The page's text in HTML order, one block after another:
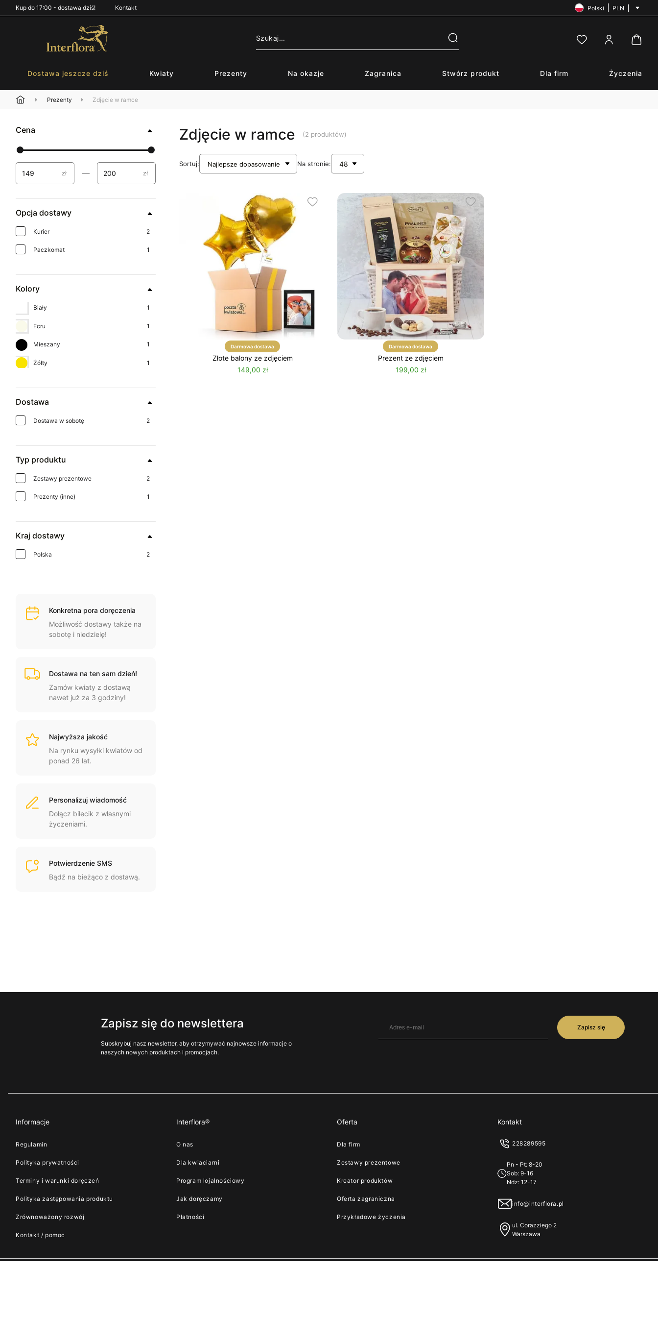
Kup do 17:00 - dostawa dziś! Kontakt Polski PLN
Dostawa jeszcze dziś Kwiaty Prezenty Na okazje Zagranica Stwórz produkt Dla firm Życzenia
Prezenty Zdjęcie w ramce
Cena
zł zł
Opcja dostawy
Kurier 2
Paczkomat 1
Kolory
Biały 1
Ecru 1
Mieszany 1
Żółty 1
Dostawa
Dostawa w sobotę 2
Typ produktu
Zestawy prezentowe 2
Prezenty (inne) 1
Kraj dostawy
Polska 2
Konkretna pora doręczenia
Możliwość dostawy także na
sobotę i niedzielę!
Dostawa na ten sam dzień!
Zamów kwiaty z dostawą
nawet już za 3 godziny!
Najwyższa jakość
Na rynku wysyłki kwiatów od
ponad 26 lat.
Personalizuj wiadomość
Dołącz bilecik z własnymi
życzeniami.
Potwierdzenie SMS
Bądź na bieżąco z dostawą.
Zdjęcie w ramce (2 produktów)
Sortuj: Na stronie:
Darmowa dostawa
Złote balony ze zdjęciem
149,00 zł
Darmowa dostawa
Prezent ze zdjęciem
199,00 zł
Zapisz się do newslettera
Subskrybuj nasz newsletter, aby otrzymywać najnowsze informacje o
naszych nowych produktach i promocjach.
Zapisz się
Informacje
Regulamin
Polityka prywatności
Terminy i warunki doręczeń
Polityka zastępowania produktu
Zrównoważony rozwój
Kontakt / pomoc
Interflora®
O nas
Dla kwiaciarni
Program lojalnościowy
Jak doręczamy
Płatności
Oferta
Dla firm
Zestawy prezentowe
Kreator produktów
Oferta zagraniczna
Przykładowe życzenia
Kontakt
228289595
Pn - Pt: 8-20
Sob: 9-16
Ndz: 12-17
info@interflora.pl
ul. Corazziego 2
Warszawa